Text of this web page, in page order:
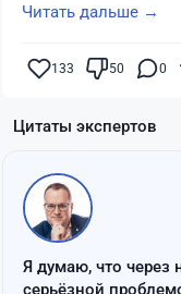
Читать дальше →
133 50 0
Цитаты экспертов
Я думаю, что через
серьёзной